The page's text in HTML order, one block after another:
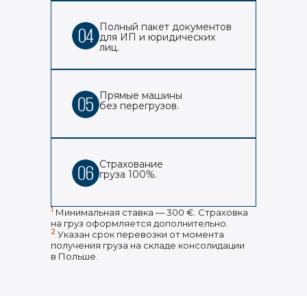
Полный пакет документов
для ИП и юридических
лиц.
Прямые машины
без перегрузов.
Страхование
груза 100%.
1 Минимальная ставка — 300 €. Страховка
на груз оформляется дополнительно.
2 Указан срок перевозки от момента
получения груза на складе консолидации
в Польше.